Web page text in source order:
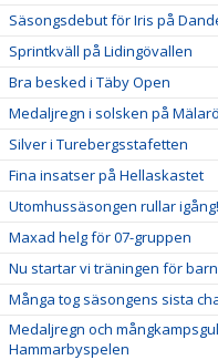
Säsongsdebut för Iris på
Sprintkväll på Lidingövallen
Bra besked i Täby Open
Medaljregn i solsken på
Silver i Turebergsstafetten
Fina insatser på Hellaskastet
Utomhussäsongen rullar igång!
Maxad helg för 07-gruppen
Nu startar vi träningen för
Många tog säsongens sista
Medaljregn och
Hammarbyspelen